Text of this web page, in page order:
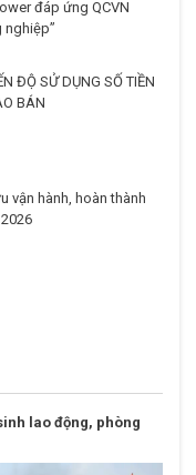
lao động, phòng